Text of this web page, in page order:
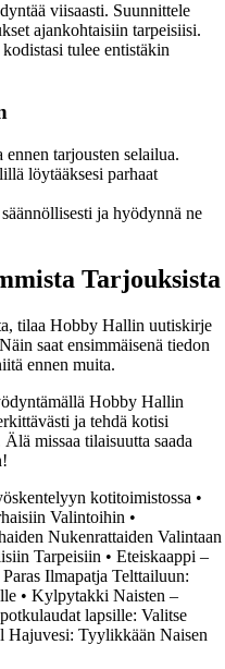
viisaasti. Suunnittele
ajankohtaisiin tarpeisiisi.
tulee entistäkin
ennen tarjousten selailua.
löytääksesi parhaat
ja hyödynnä ne
Tarjouksista
tilaa Hobby Hallin uutiskirje
saat ensimmäisenä tiedon
ennen muita.
Hobby Hallin
ja tehdä kotisi
missaa tilaisuutta saada
kotitoimistossa •
Valintoihin •
Nukenrattaiden Valintaan
Tarpeisiin • Eteiskaappi –
Paras Ilmapatja Telttailuun:
• Kylpytakki Naisten –
lapsille: Valitse
Hajuvesi: Tyylikkään Naisen